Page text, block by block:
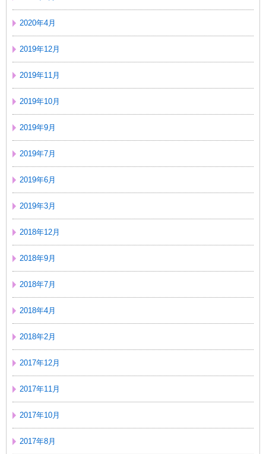
2020年4月
2019年12月
2019年11月
2019年10月
2019年9月
2019年7月
2019年6月
2019年3月
2018年12月
2018年9月
2018年7月
2018年4月
2018年2月
2017年12月
2017年11月
2017年10月
2017年8月